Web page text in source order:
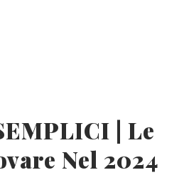
| Le
Nel 2024